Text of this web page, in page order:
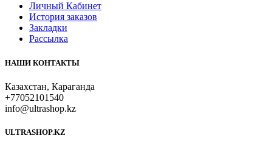
Личный Кабинет
История заказов
Закладки
Рассылка
НАШИ КОНТАКТЫ
Казахстан, Караганда
+77052101540
info@ultrashop.kz
ULTRASHOP.KZ